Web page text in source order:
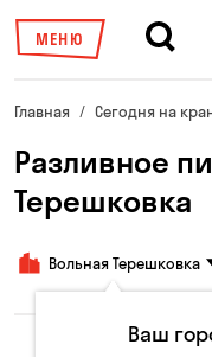
МЕНЮ
Главная Сегодня на
Разливное
Терешковка
Вольная Терешковка
Все товарыВаш